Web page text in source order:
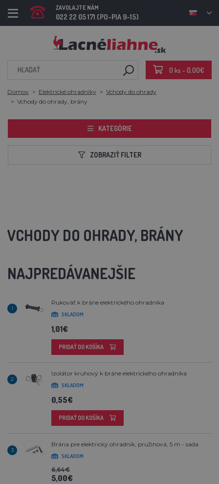
ZAVOLAJTE NÁM
022 22 05 171 (PO-PIA 9-15)
0 ks - 0,00€
Domov Elektrické ohradníky
Vchody do ohrady
Vchody do ohrady, brány
KATEGÓRIE
ZOBRAZIŤ FILTER
VCHODY DO OHRADY, BRÁNY
NAJPREDÁVANEJŠIE
1
Rukoväť k bráne elektrického ohradníka
SKLADOM
1,01€
PRIDAŤ DO KOŠÍKA
2
Izolátor kruhový k bráne elektrického ohradníka
SKLADOM
0,55€
PRIDAŤ DO KOŠÍKA
3
Brána pre elektrický ohradník, pružinová, 5 m - sada
SKLADOM
6,64€
5,00€